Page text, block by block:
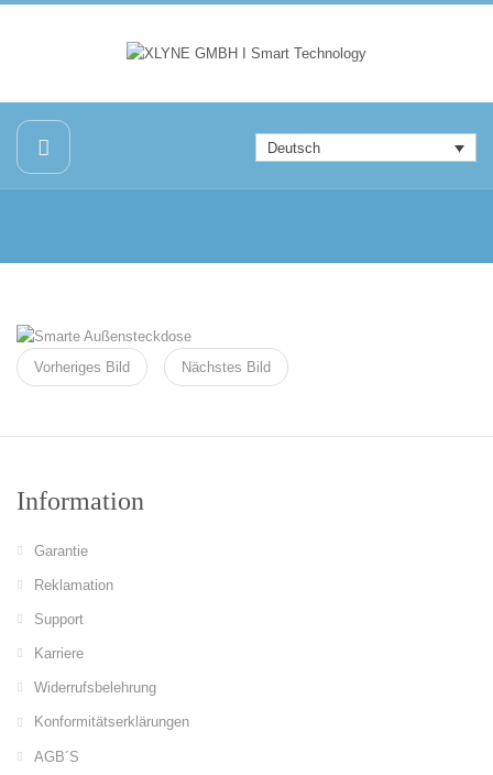
Deutsch
Vorheriges Bild Nächstes Bild
Information
Garantie
Reklamation
Support
Karriere
Widerrufsbelehrung
Konformitätserklärungen
AGB´S